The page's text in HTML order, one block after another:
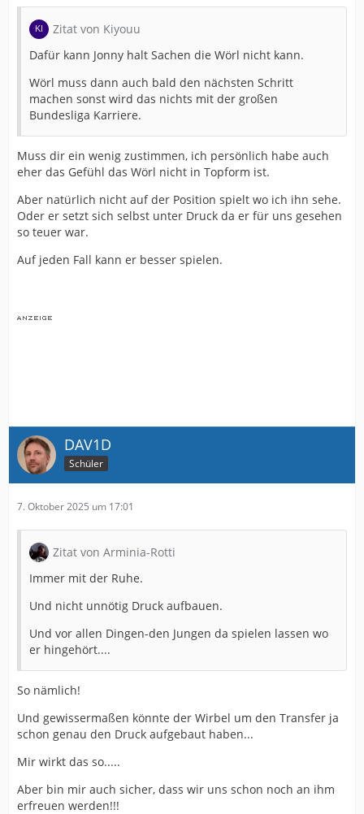
Zitat von Kiyouu
Dafür kann Jonny halt Sachen die Wörl nicht kann.
Wörl muss dann auch bald den nächsten Schritt
machen sonst wird das nichts mit der großen
Bundesliga Karriere.
Muss dir ein wenig zustimmen, ich persönlich habe auch
eher das Gefühl das Wörl nicht in Topform ist.
Aber natürlich nicht auf der Position spielt wo ich ihn sehe.
Oder er setzt sich selbst unter Druck da er für uns gesehen
so teuer war.
Auf jeden Fall kann er besser spielen.
DAV1D
Schüler
7. Oktober 2025 um 17:01
Zitat von Arminia-Rotti
Immer mit der Ruhe.
Und nicht unnötig Druck aufbauen.
Und vor allen Dingen-den Jungen da spielen lassen wo
er hingehört....
So nämlich!
Und gewissermaßen könnte der Wirbel um den Transfer ja
schon genau den Druck aufgebaut haben...
Mir wirkt das so.....
Aber bin mir auch sicher, dass wir uns schon noch an ihm
erfreuen werden!!!